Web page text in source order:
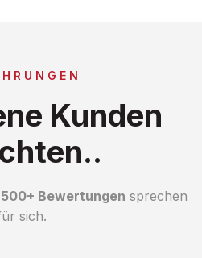
Kunden
Bewertungen sprechen
sich.